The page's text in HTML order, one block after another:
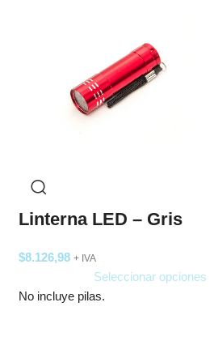
Linterna LED – Gris
$8.126,98 + IVA
Seleccionar opciones
No incluye pilas.